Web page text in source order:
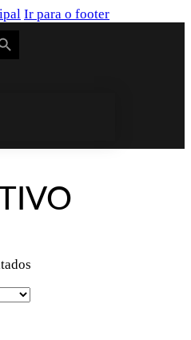
Ir para o footer
Button